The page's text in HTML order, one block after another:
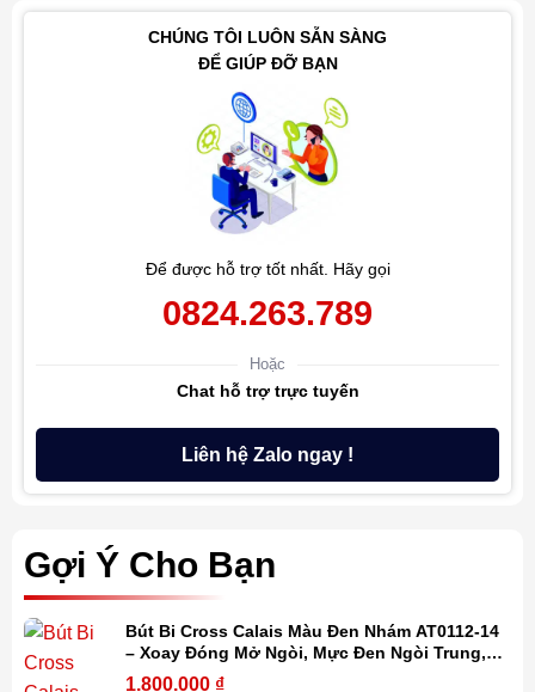
CHÚNG TÔI LUÔN SẴN SÀNG
ĐỂ GIÚP ĐỠ BẠN
Để được hỗ trợ tốt nhất. Hãy gọi
0824.263.789
Hoặc
Chat hỗ trợ trực tuyến
Liên hệ Zalo ngay !
Gợi Ý Cho Bạn
Bút Bi Cross Calais Màu Đen Nhám AT0112-14
– Xoay Đóng Mở Ngòi, Mực Đen Ngòi Trung,
Khắc Tên Cá Nhân Hóa
1.800.000 ₫